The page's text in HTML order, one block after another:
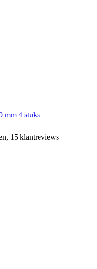
mm 4 stuks
15 klantreviews